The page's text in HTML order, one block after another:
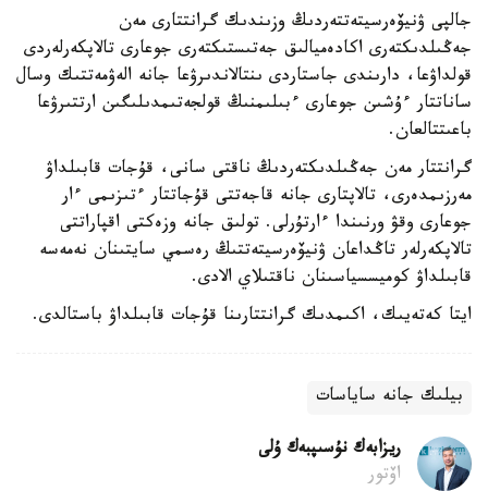
جالپى ۋنيۆەرسيتەتتەردىڭ وزىندىك گرانتتارى مەن
جەڭىلدىكتەرى اكادەميالىق جەتىستىكتەرى جوعارى تالاپكەرلەردى
قولداۋعا، دارىندى جاستاردى ىنتالاندىرۋعا جانە الەۋمەتتىك وسال
ساناتتار ءۇشىن جوعارى ءبىلىمنىڭ قولجەتىمدىلىگىن ارتتىرۋعا
باعىتتالعان.
گرانتتار مەن جەڭىلدىكتەردىڭ ناقتى سانى، قۇجات قابىلداۋ
مەرزىمدەرى، تالاپتارى جانە قاجەتتى قۇجاتتار ءتىزىمى ءار
جوعارى وقۋ ورنىندا ءارتۇرلى. تولىق جانە وزەكتى اقپاراتتى
تالاپكەرلەر تاڭداعان ۋنيۆەرسيتەتتىڭ رەسمي سايتىنان نەمەسە
قابىلداۋ كوميسسياسىنان ناقتىلاي الادى.
ايتا كەتەيىك، اكىمدىك گرانتتارىنا قۇجات قابىلداۋ باستالدى.
بيلىك جانە ساياسات
ريزابەك نۇسىپبەك ۇلى
اۆتور